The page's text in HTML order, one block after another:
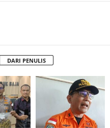
DARI PENULIS